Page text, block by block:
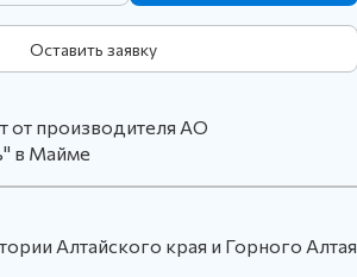
Оставить заявку
от производителя АО
в Майме
Алтайского края и Горного Алтая